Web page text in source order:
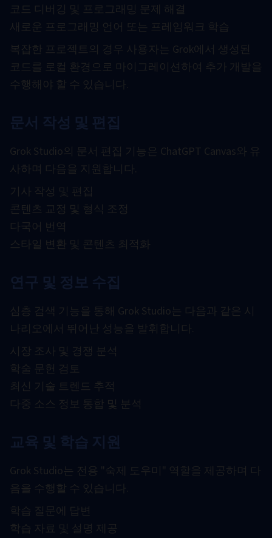
코드 디버깅 및 프로그래밍 문제 해결
새로운 프로그래밍 언어 또는 프레임워크 학습
복잡한 프로젝트의 경우 사용자는 Grok에서 생성된
코드를 로컬 환경으로 마이그레이션하여 추가 개발을
수행해야 할 수 있습니다.
문서 작성 및 편집
Grok Studio의 문서 편집 기능은 ChatGPT Canvas와 유
사하며 다음을 지원합니다.
기사 작성 및 편집
콘텐츠 교정 및 형식 조정
다국어 번역
스타일 변환 및 콘텐츠 최적화
연구 및 정보 수집
심층 검색 기능을 통해 Grok Studio는 다음과 같은 시
나리오에서 뛰어난 성능을 발휘합니다.
시장 조사 및 경쟁 분석
학술 문헌 검토
최신 기술 트렌드 추적
다중 소스 정보 통합 및 분석
교육 및 학습 지원
Grok Studio는 전용 "숙제 도우미" 역할을 제공하며 다
음을 수행할 수 있습니다.
학습 질문에 답변
학습 자료 및 설명 제공